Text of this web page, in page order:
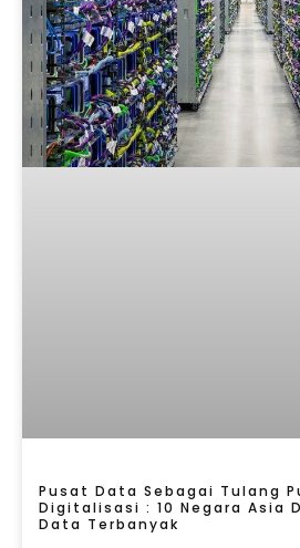
Pusat Data Sebagai Tulang
Digitalisasi : 10 Negara Asia
Data Terbanyak